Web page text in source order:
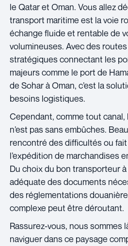
le Qatar et Oman. Vous allez
transport maritime est la voie
échange fluide et rentable de
volumineuses. Avec des
stratégiques connectant les
majeurs comme le port de
de Sohar à Oman, c’est la
besoins logistiques.
Cependant, comme tout
n’est pas sans embûches.
rencontré des difficultés ou
l’expédition de marchandises
Du choix du bon transporteur
adéquate des documents
des réglementations
complexe peut être déroutant.
Rassurez-vous, nous sommes
naviguer dans ce paysage